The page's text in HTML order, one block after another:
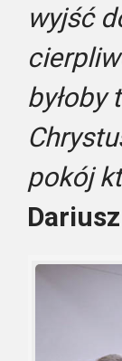
wyjść
byłoby
pokój